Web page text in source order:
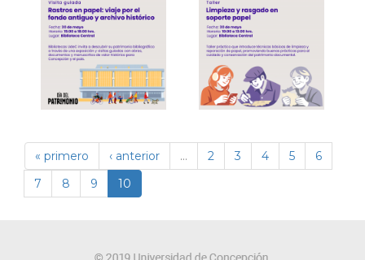
« primero ‹ anterior … 2 3 4 5
6
7
8 9 10